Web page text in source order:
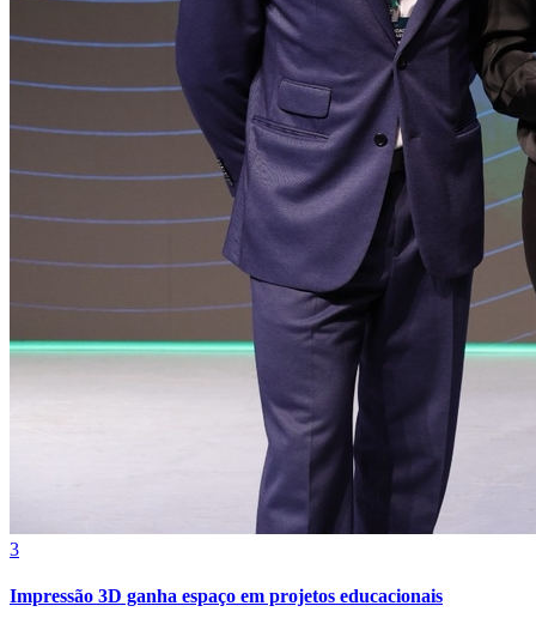
3
Impressão 3D ganha espaço em projetos educacionais